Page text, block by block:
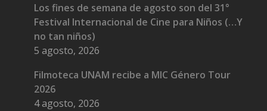
Los fines de semana de agosto son del 31°
Festival Internacional de Cine para Niños (…Y
no tan niños)
5 agosto, 2026
Filmoteca UNAM recibe a MIC Género Tour
2026
4 agosto, 2026